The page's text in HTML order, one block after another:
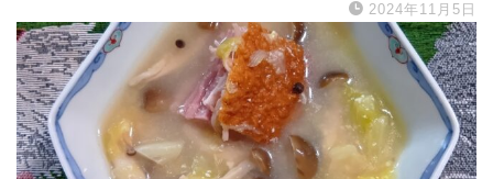
2024年11月5日